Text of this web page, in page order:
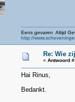
Eens gevaren Altijd
http://
Re: Wie
« Antwoord
Hai Rinus,
Bedankt.